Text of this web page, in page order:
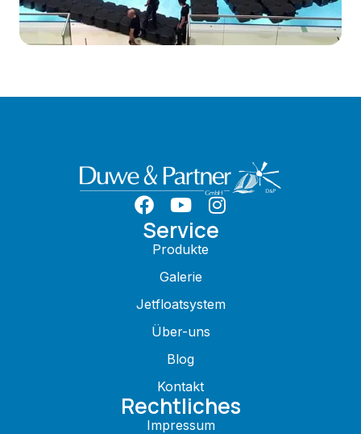
Service
Produkte
Galerie
Jetfloatsystem
Über-uns
Blog
Kontakt
Rechtliches
Impressum